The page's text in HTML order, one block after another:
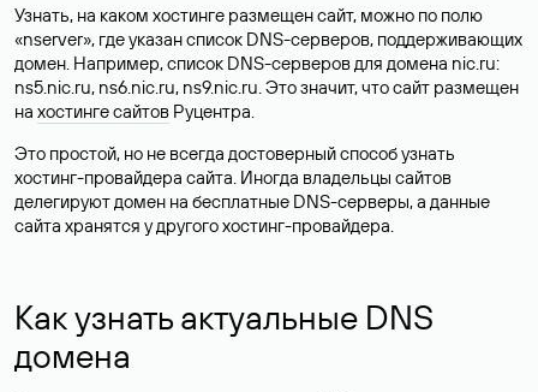
Узнать, на каком хостинге размещен сайт, можно по полю
«nserver», где указан список DNS-серверов, поддерживающих
домен. Например, список DNS-серверов для домена nic.ru:
ns5.nic.ru, ns6.nic.ru, ns9.nic.ru. Это значит, что сайт размещен
на хостинге сайтов Руцентра.
Это простой, но не всегда достоверный способ узнать
хостинг-провайдера сайта. Иногда владельцы сайтов
делегируют домен на бесплатные DNS-серверы, а данные
сайта хранятся у другого хостинг-провайдера.
Как узнать актуальные DNS
домена